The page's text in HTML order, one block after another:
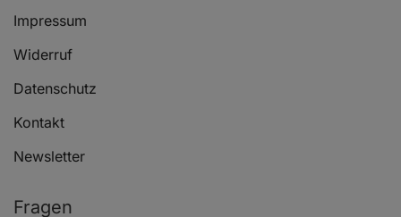
Impressum
Widerruf
Datenschutz
Kontakt
Newsletter
Fragen